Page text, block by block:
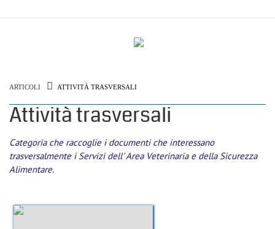
ARTICOLI ATTIVITÀ TRASVERSALI
Attività trasversali
Categoria che raccoglie i documenti che interessano
trasversalmente i Servizi dell' Area Veterinaria e della Sicurezza
Alimentare.